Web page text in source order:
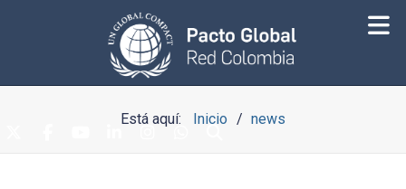
Está aquí: Inicio news